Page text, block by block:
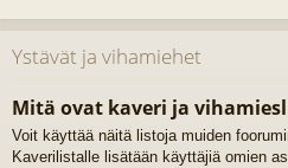
Ystävät ja vihamiehet
Mitä ovat kaveri ja
Voit käyttää näitä listoja muiden
Kaverilistalle lisätään käyttäjiä omien